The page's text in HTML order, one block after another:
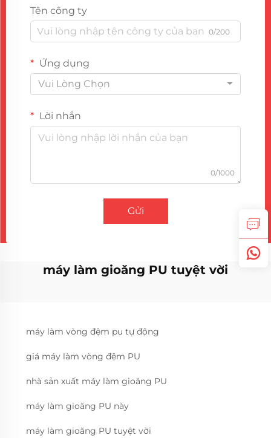
Tên công ty
0/200
Ứng dụng
Vui Lòng Chọn
Lời nhắn
0/1000
Gửi
máy làm gioăng PU tuyệt vời
máy làm vòng đệm pu tự động
giá máy làm vòng đệm PU
nhà sản xuất máy làm gioăng PU
máy làm gioăng PU này
máy làm gioăng PU tuyệt vời